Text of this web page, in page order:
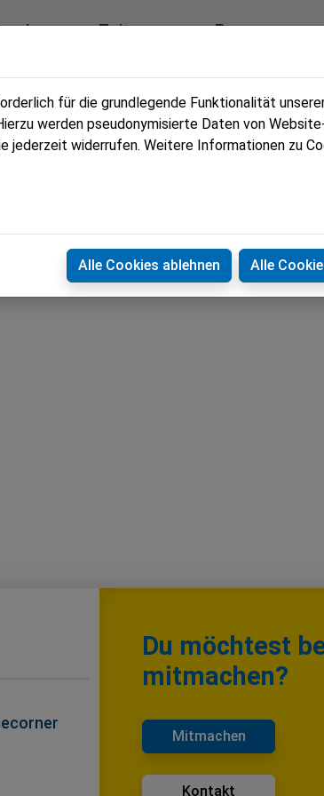
Zeitungen Pressecorner
Du möchtest
mitmachen?
Mitmachen
Kontakt
für die grundlegende Funktionalität
werden pseudonymisierte Daten von
jederzeit widerrufen. Weitere Informationen zu
Alle Cookies ablehnen Alle